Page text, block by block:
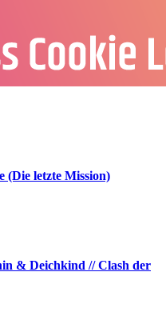
(Die letzte Mission)
& Deichkind // Clash der